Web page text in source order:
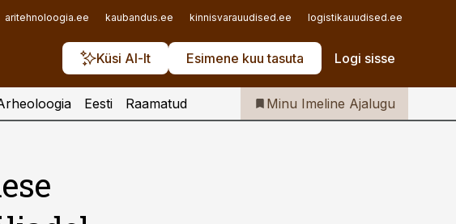
aritehnoloogia.ee kaubandus.ee kinnisvarauudised.ee logistikauudised.ee
Küsi AI-lt Esimene kuu tasuta Logi sisse
Iseteenindus
Telli Imeline Ajalugu
Eesti Raamatud Minu Imeline Ajalugu